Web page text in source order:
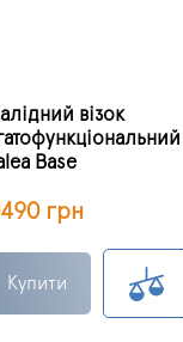
візок
Base
грн
Купити